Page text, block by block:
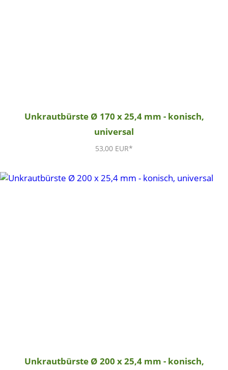
Unkrautbürste Ø 170 x 25,4 mm - konisch,
universal
53,00 EUR*
Unkrautbürste Ø 200 x 25,4 mm - konisch,